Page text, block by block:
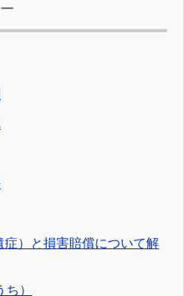
）と損害賠償について解
）